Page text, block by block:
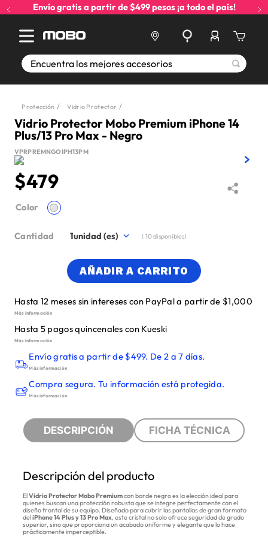
Envío gratis a partir de $499 pesos ¡a todo el país!
Encuentra los mejores accesorios
Protección Vidrio Protector
Vidrio Protector Mobo Premium iPhone 14
Plus/13 Pro Max - Negro
VPRPREMNGOIPH13PM
$479
Color
Cantidad 1 ( 10disponibles)
AÑADIR A CARRITO
Hasta 12 meses sin intereses con PayPal a partir de $1,000
Más información
Hasta 5 pagos quincenales con Kueski
Más información
Envío gratis a partir de $499. De 2 a 7 días.
Más información
Compra segura. Tu información está protegida.
Más información
DESCRIPCIÓN FICHA TÉCNICA
Descripción del producto
ElVidrio Protector Mobo Premiumcon borde negro es la elección ideal para
quienes buscan una protección robusta que se integre perfectamente con el
diseño frontal de su equipo. Diseñado para cubrir las pantallas de gran formato
deliPhone 14 Plus y 13 Pro Max, este cristal no solo ofrece seguridad de grado
superior, sino que proporciona un acabado uniforme y elegante que lo hace
prácticamente imperceptible.